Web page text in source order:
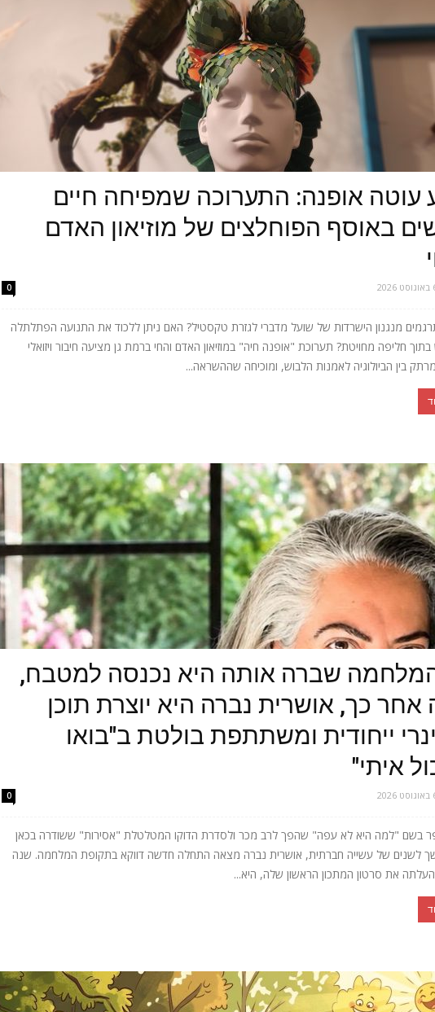
עוטה אופנה: התערוכה שמפיחה חיים
באוסף הפוחלצים של מוזיאון האדם
0
מנגנון הישרדות של שועל מדברי לגזרת טקסטיל? האם ניתן ללכוד את התנועה הפתלתלה
חליפה מחויטת? תערוכת "אופנה חיה" במוזיאון האדם והחי ברמת גן מציעה חיבור ויזואלי
בין הביולוגיה לאמנות הלבוש, ומוכיחה שההשראה...
שברה אותה היא נכנסה למטבח,
אחר כך, אושרית נברה היא יוצרת תוכן
ייחודית ומשתתפת בולטת ב"בואו
איתי"
0
בשם "למה היא לא עפה" שהפך לרב מכר ולסדרת הדוקו המטלטלת "אסירות" ששודרה בכאן
לשנים של עשייה חברתית, אושרית נברה מצאה התחלה חדשה דווקא בתקופת המלחמה. שנה
את סרטון המתכון הראשון שלה, היא...